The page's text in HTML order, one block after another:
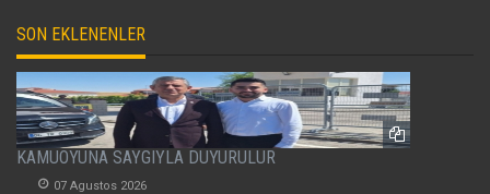
SON EKLENENLER
KAMUOYUNA SAYGIYLA DUYURULUR
07 Agustos 2026